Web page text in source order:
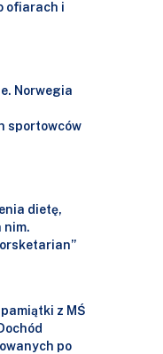
ofiarach i
Norwegia
sportowców
dietę,
nim.
z MŚ
po